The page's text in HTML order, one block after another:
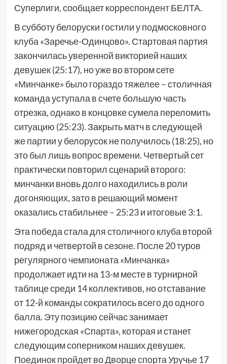
Суперлиги, сообщает корреспондент БЕЛТА.
В субботу белоруски гостили у подмосковного
клуба «Заречье-Одинцово». Стартовая партия
закончилась уверенной викторией наших
девушек (25:17), но уже во втором сете
«Минчанке» было гораздо тяжелее – столичная
команда уступала в счете большую часть
отрезка, однако в концовке сумела переломить
ситуацию (25:23). Закрыть матч в следующей
же партии у белорусок не получилось (18:25), но
это был лишь вопрос времени. Четвертый сет
практически повторил сценарий второго:
минчанки вновь долго находились в роли
догоняющих, зато в решающий момент
оказались стабильнее – 25:23 и итоговые 3:1.
Эта победа стала для столичного клуба второй
подряд и четвертой в сезоне. После 20 туров
регулярного чемпионата «Минчанка»
продолжает идти на 13-м месте в турнирной
таблице среди 14 коллективов, но отставание
от 12-й команды сократилось всего до одного
балла. Эту позицию сейчас занимает
нижегородская «Спарта», которая и станет
следующим соперником наших девушек.
Поединок пройдет во Дворце спорта Уручье 17